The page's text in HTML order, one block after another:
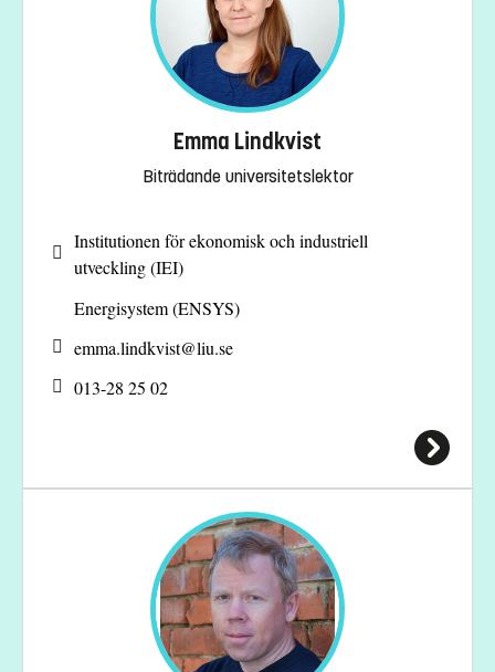
Emma Lindkvist
Biträdande universitetslektor
Institutionen för ekonomisk och industriell
utveckling (IEI)
Energisystem (ENSYS)
emma.lindkvist@liu.se
013-28 25 02